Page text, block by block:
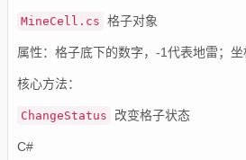
MineCell.cs 格子对象
属性：格子底下的数字，-1代表地雷；坐
核心方法：
ChangeStatus 改变格子状态
C#